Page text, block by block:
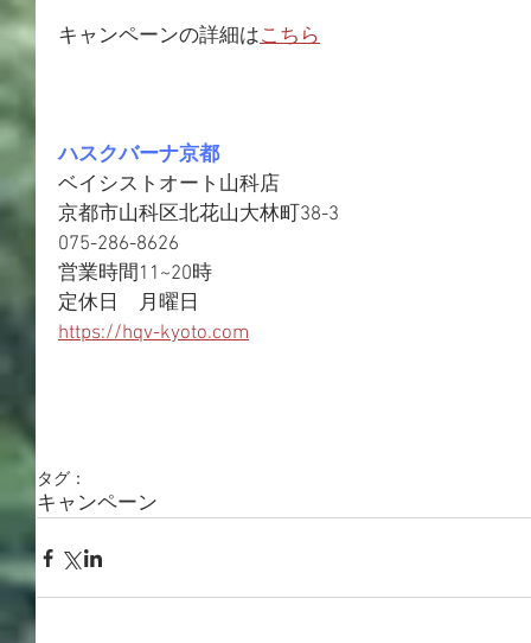
キャンペーンの詳細はこちら
ハスクバーナ京都
ベイシストオート山科店
京都市山科区北花山大林町38-3
075-286-8626
営業時間11~20時
定休日　月曜日
https://hqv-kyoto.com
タグ：
キャンペーン